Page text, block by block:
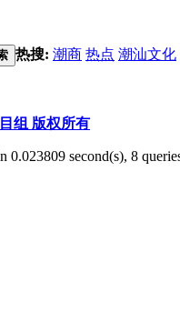
热搜: 潮商 热点 潮汕文化
组 版权所有
0.023809 second(s), 8